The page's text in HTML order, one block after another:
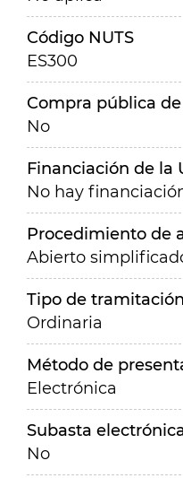
Código NUTS
ES300
Compra pública
No
Financiación de la
No hay
Procedimiento de
Abierto
Tipo de tramitación
Ordinaria
Método de
Electrónica
Subasta
No